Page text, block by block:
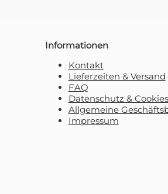
Informationen
Kontakt
Lieferzeiten & Versand
FAQ
Datenschutz & Cookies
Allgemeine
Impressum